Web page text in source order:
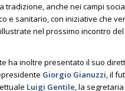
tradizione, anche nei campi
e sanitario, con iniziative che
nel prossimo incontro
ha inoltre presentato il suo
Giorgio Gianuzzi, il
Luigi Gentile, la segretaria